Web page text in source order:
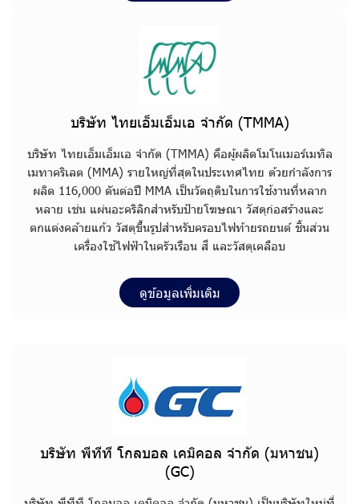
บริษัท ไทยเอ็มเอ็มเอ จำกัด (TMMA)
บริษัท ไทยเอ็มเอ็มเอ จำกัด (TMMA) คือผู้ผลิตโมโนเมอร์เมทิล
เมทาคริเลต (MMA) รายใหญ่ที่สุดในประเทศไทย ด้วยกำลังการ
ผลิต 116,000 ตันต่อปี MMA เป็นวัตถุดิบในการใช้งานที่หลาก
หลาย เช่น แผ่นอะคริลิกสำหรับป้ายโฆษณา วัสดุก่อสร้างและ
ตกแต่งคล้ายแก้ว วัสดุขึ้นรูปสำหรับครอบไฟท้ายรถยนต์ ชิ้นส่วน
เครื่องใช้ไฟฟ้าในครัวเรือน สี และวัสดุเคลือบ
ดูข้อมูลเพิ่มเติม
บริษัท พีทีที โกลบอล เคมิคอล จำกัด (มหาชน)
(GC)